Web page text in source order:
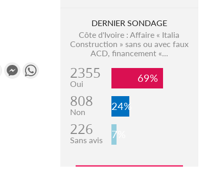
Gmail MessengerWhatsApp
DERNIER SONDAGE
Côte d'Ivoire : Affaire « Italia
Construction » sans ou avec faux
ACD, financement «...
2355
Oui 69%
808
Non 24%
226
Sans avis 7%